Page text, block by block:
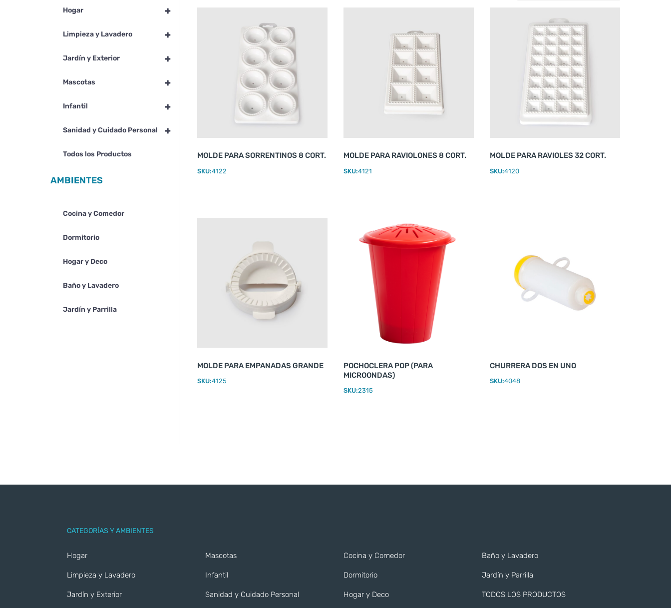
+
Hogar
+
Limpieza y Lavadero
+
Jardín y Exterior
+
Mascotas
+
Infantil
+
Sanidad y Cuidado Personal
Todos los Productos
AMBIENTES
Cocina y Comedor
Dormitorio
Hogar y Deco
Baño y Lavadero
Jardín y Parrilla
MOLDE PARA SORRENTINOS 8 CORT.
SKU:4122
MOLDE PARA RAVIOLONES 8 CORT.
SKU:4121
MOLDE PARA RAVIOLES 32 CORT.
SKU:4120
MOLDE PARA EMPANADAS GRANDE
SKU:4125
POCHOCLERA POP (PARA
MICROONDAS)
SKU:2315
CHURRERA DOS EN UNO
SKU:4048
CATEGORÍAS Y AMBIENTES
Hogar
Limpieza y Lavadero
Jardín y Exterior
Mascotas
Infantil
Sanidad y Cuidado Personal
Cocina y Comedor
Dormitorio
Hogar y Deco
Baño y Lavadero
Jardín y Parrilla
TODOS LOS PRODUCTOS